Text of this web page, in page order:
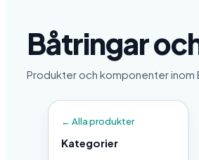
Båtringar
Produkter och komponenter inom
← Alla produkter
Kategorier